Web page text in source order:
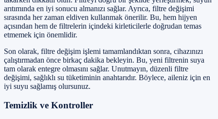
arıtımında en iyi sonucu almanızı sağlar. Ayrıca, filtre değişimi
sırasında her zaman eldiven kullanmak önerilir. Bu, hem hijyen
açısından hem de filtrelerin içindeki kirleticilerle doğrudan temas
etmemek için önemlidir.
Son olarak, filtre değişim işlemi tamamlandıktan sonra, cihazınızı
çalıştırmadan önce birkaç dakika bekleyin. Bu, yeni filtrenin suya
tam olarak entegre olmasını sağlar. Unutmayın, düzenli filtre
değişimi, sağlıklı su tüketiminin anahtarıdır. Böylece, aileniz için en
iyi suyu sağlamış olursunuz.
Temizlik ve Kontroller